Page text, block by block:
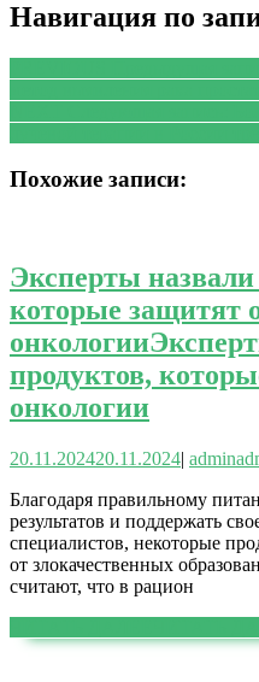
Навигация по
Похожие записи:
Эксперты
которые защитят
онкологии
продуктов,
онкологии
20.11.202420.11.2024| admin
Благодаря правильному
результатов и поддержать
специалистов, некоторые
от злокачественных
считают, что в рацион